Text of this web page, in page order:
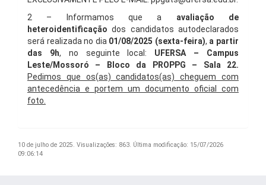
2 – Informamos que a avaliação de
heteroidentificação dos candidatos autodeclarados
será realizada no dia 01/08/2025 (sexta-feira), a partir
das 9h, no seguinte local: UFERSA – Campus
Leste/Mossoró –
Bloco da PROPPG – Sala 22.
Pedimos que os(as) candidatos(as) cheguem com
antecedência e portem um documento oficial com
foto.
10 de julho de 2025. Visualizações: 863. Última modificação: 15/07/2026
09:06:14